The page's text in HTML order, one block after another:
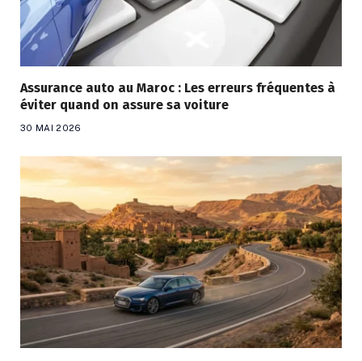
Assurance auto au Maroc : Les erreurs fréquentes à
éviter quand on assure sa voiture
30 MAI 2026